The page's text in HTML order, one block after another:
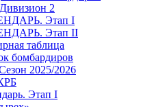
2
Этап I
Этап II
таблица
бомбардиров
2025/2026
Этап I